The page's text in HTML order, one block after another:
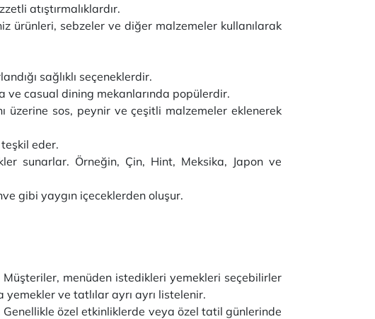
atıştırmalıklardır.
ürünleri, sebzeler ve diğer malzemeler kullanılarak
sağlıklı seçeneklerdir.
ve casual dining mekanlarında popülerdir.
üzerine sos, peynir ve çeşitli malzemeler eklenerek
eder.
sunarlar. Örneğin, Çin, Hint, Meksika, Japon ve
gibi yaygın içeceklerden oluşur.
Müşteriler, menüden istedikleri yemekleri seçebilirler
ve tatlılar ayrı ayrı listelenir.
özel etkinliklerde veya özel tatil günlerinde